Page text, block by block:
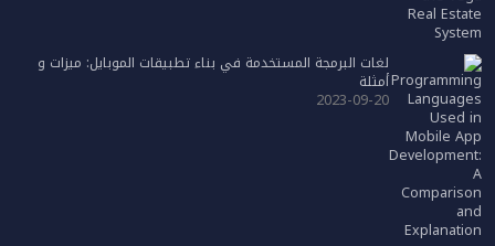
لغات البرمجة المستخدمة في بناء تطبيقات الموبايل: ميزات و
أمثلة
2023-09-20